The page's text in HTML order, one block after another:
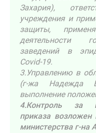
Захария),
учреждения и
защиты,
деятельности
заведений в
Covid-19.
3.Управлению в
(г-жа Надежда
выполнение
4.Контроль за
приказа возложен
министерства г-на